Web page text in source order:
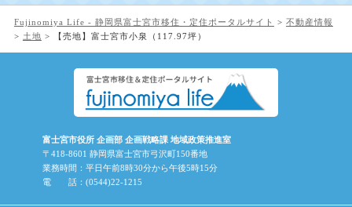
Fujinomiya Life - 静岡県富士宮市移住・定住ポータルサイト > 不動産情報
> 土地 > 【売地】富士宮市小泉（117.97坪）
富士宮市役所 企画部 企画戦略課 地域政策推進室
〒418-8601 静岡県富士宮市弓沢町150番地
業務時間：平日午前8時30分から午後5時15分
電 話：(0544)22-1215